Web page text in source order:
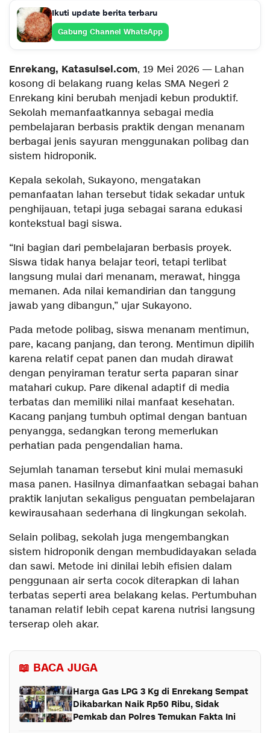
Ikuti update berita terbaru
Gabung Channel WhatsApp
Enrekang, Katasulsel.com, 19 Mei 2026 — Lahan
kosong di belakang ruang kelas SMA Negeri 2
Enrekang kini berubah menjadi kebun produktif.
Sekolah memanfaatkannya sebagai media
pembelajaran berbasis praktik dengan menanam
berbagai jenis sayuran menggunakan polibag dan
sistem hidroponik.
Kepala sekolah, Sukayono, mengatakan
pemanfaatan lahan tersebut tidak sekadar untuk
penghijauan, tetapi juga sebagai sarana edukasi
kontekstual bagi siswa.
“Ini bagian dari pembelajaran berbasis proyek.
Siswa tidak hanya belajar teori, tetapi terlibat
langsung mulai dari menanam, merawat, hingga
memanen. Ada nilai kemandirian dan tanggung
jawab yang dibangun,” ujar Sukayono.
Pada metode polibag, siswa menanam mentimun,
pare, kacang panjang, dan terong. Mentimun dipilih
karena relatif cepat panen dan mudah dirawat
dengan penyiraman teratur serta paparan sinar
matahari cukup. Pare dikenal adaptif di media
terbatas dan memiliki nilai manfaat kesehatan.
Kacang panjang tumbuh optimal dengan bantuan
penyangga, sedangkan terong memerlukan
perhatian pada pengendalian hama.
Sejumlah tanaman tersebut kini mulai memasuki
masa panen. Hasilnya dimanfaatkan sebagai bahan
praktik lanjutan sekaligus penguatan pembelajaran
kewirausahaan sederhana di lingkungan sekolah.
Selain polibag, sekolah juga mengembangkan
sistem hidroponik dengan membudidayakan selada
dan sawi. Metode ini dinilai lebih efisien dalam
penggunaan air serta cocok diterapkan di lahan
terbatas seperti area belakang kelas. Pertumbuhan
tanaman relatif lebih cepat karena nutrisi langsung
terserap oleh akar.
📖 BACA JUGA
Harga Gas LPG 3 Kg di Enrekang Sempat
Dikabarkan Naik Rp50 Ribu, Sidak
Pemkab dan Polres Temukan Fakta Ini